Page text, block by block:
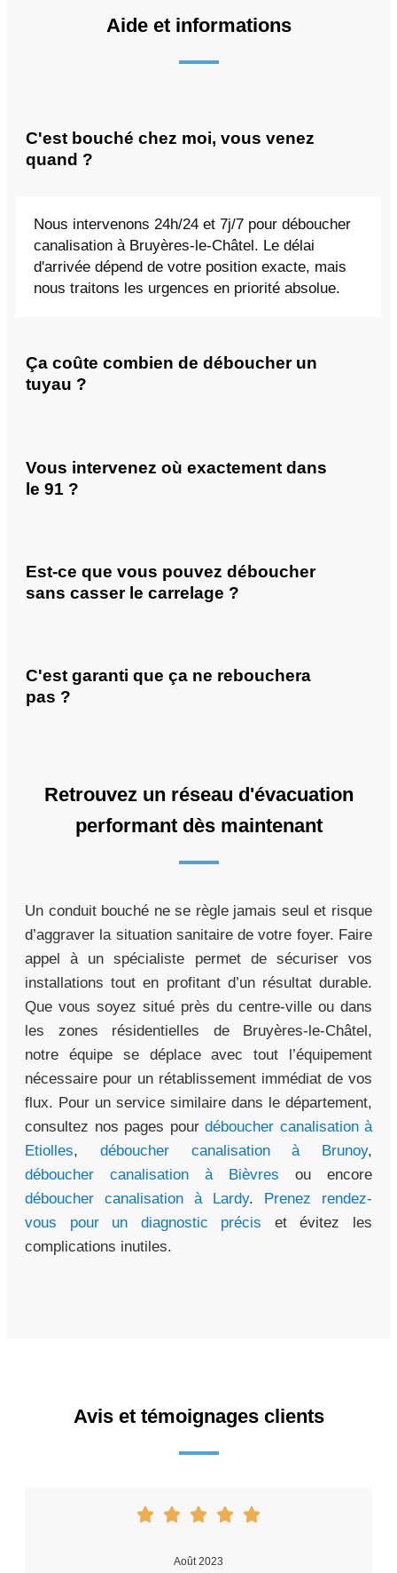
Aide et informations
C'est bouché chez moi, vous venez
quand ?
Nous intervenons 24h/24 et 7j/7 pour déboucher
canalisation à Bruyères-le-Châtel. Le délai
d'arrivée dépend de votre position exacte, mais
nous traitons les urgences en priorité absolue.
Ça coûte combien de déboucher un
tuyau ?
Vous intervenez où exactement dans
le 91 ?
Est-ce que vous pouvez déboucher
sans casser le carrelage ?
C'est garanti que ça ne rebouchera
pas ?
Retrouvez un réseau d'évacuation
performant dès maintenant
Un conduit bouché ne se règle jamais seul et risque
d’aggraver la situation sanitaire de votre foyer. Faire
appel à un spécialiste permet de sécuriser vos
installations tout en profitant d’un résultat durable.
Que vous soyez situé près du centre-ville ou dans
les zones résidentielles de Bruyères-le-Châtel,
notre équipe se déplace avec tout l’équipement
nécessaire pour un rétablissement immédiat de vos
flux. Pour un service similaire dans le département,
consultez nos pages pour déboucher canalisation à
Etiolles, déboucher canalisation à Brunoy,
déboucher canalisation à Bièvres ou encore
déboucher canalisation à Lardy. Prenez rendez-
vous pour un diagnostic précis et évitez les
complications inutiles.
Avis et témoignages clients
Août 2023